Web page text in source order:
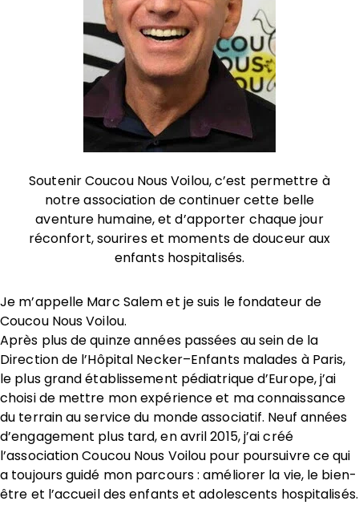
Soutenir Coucou Nous Voilou, c’est permettre à
notre association de continuer cette belle
aventure humaine, et d’apporter chaque jour
réconfort, sourires et moments de douceur aux
enfants hospitalisés.
Je m’appelle Marc Salem et je suis le fondateur de
Coucou Nous Voilou.
Après plus de quinze années passées au sein de la
Direction de l’Hôpital Necker–Enfants malades à Paris,
le plus grand établissement pédiatrique d’Europe, j’ai
choisi de mettre mon expérience et ma connaissance
du terrain au service du monde associatif. Neuf années
d’engagement plus tard, en avril 2015, j’ai créé
l’association Coucou Nous Voilou pour poursuivre ce qui
a toujours guidé mon parcours : améliorer la vie, le bien-
être et l’accueil des enfants et adolescents hospitalisés.